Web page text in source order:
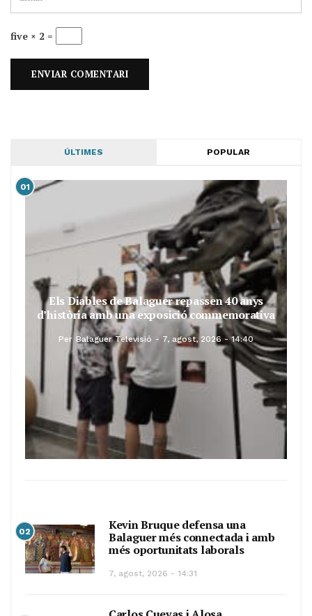
five × 2 =
ÚLTIMES POPULAR
01
Els Diables de Balaguer repassen 40 anys
d’història amb una exposició commemorativa
Per Balaguer Televisió 7, agost, 2026 - 14:40
02
Kevin Bruque defensa una
Balaguer més connectada i amb
més oportunitats laborals
7, agost, 2026 - 14:31